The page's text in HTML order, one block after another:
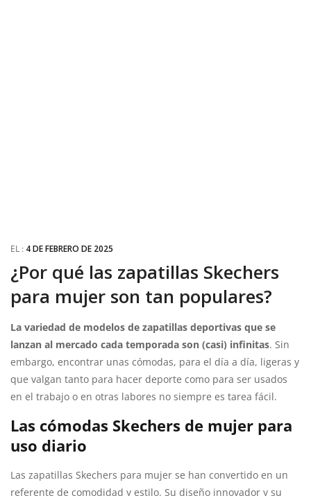
EL : 4 DE FEBRERO DE 2025
¿Por qué las zapatillas Skechers
para mujer son tan populares?
La variedad de modelos de zapatillas deportivas que se
lanzan al mercado cada temporada son (casi) infinitas. Sin
embargo, encontrar unas cómodas, para el día a día, ligeras y
que valgan tanto para hacer deporte como para ser usados
en el trabajo o en otras labores no siempre es tarea fácil.
Las cómodas Skechers de mujer para
uso diario
Las zapatillas Skechers para mujer se han convertido en un
referente de comodidad y estilo. Su diseño innovador y su